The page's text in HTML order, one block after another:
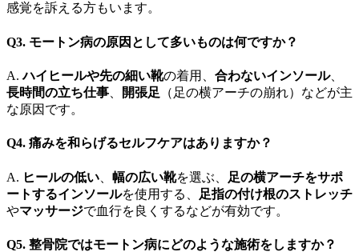
感覚を訴える方もいます。
Q3. モートン病の原因として多いものは何ですか？
A.ハイヒールや先の細い靴の着用、 合わないインソール、
長時間の立ち仕事
開張足 （足の横アーチの崩れ）などが主
な原因です。
Q4. 痛みを和らげるセルフケアはありますか？
A. ヒールの低い 幅の広い靴を選ぶ、
足の横アーチをサポ
ートするインソールを使用する、
足指の付け根のストレッチ
やマッサージで血行を良くするなどが有効です。
Q5. 整骨院ではモートン病にどのような施術をしますか？